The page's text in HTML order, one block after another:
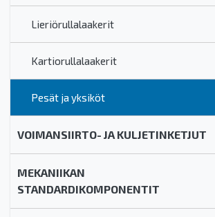
Lieriörullalaakerit
Kartiorullalaakerit
Pesät ja yksiköt
VOIMANSIIRTO- JA KULJETINKETJUT
MEKANIIKAN
STANDARDIKOMPONENTIT